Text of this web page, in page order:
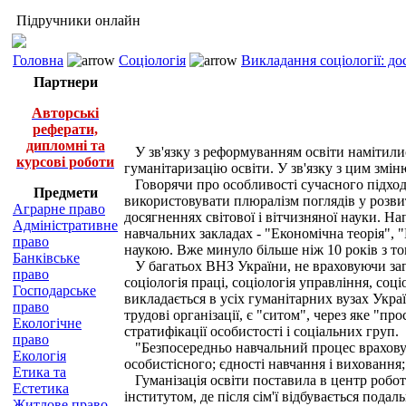
Підручники онлайн
Головна Соціологія
Викладання соціології:
Партнери
Авторські
реферати,
дипломні та
курсові роботи
Предмети
Аграрне право
Адміністративне
право
Банківське
право
Господарське
право
Екологічне
право
Екологія
Етика та
Естетика
У зв'язку з реформуванням освіти
гуманітаризацію освіти. У зв'язку з цим
Говорячи про особливості сучасного
використовувати плюралізм поглядів у
досягненнях світової і вітчизняної науки.
навчальних закладах - "Економічна теорія",
наукою. Вже минуло більше ніж 10 років з
У багатьох ВНЗ України, не враховуючи
соціологія праці, соціологія управління,
викладається в усіх гуманітарних вузах
трудові організації, є "ситом", через яке
стратифікації особистості і соціальних груп.
"Безпосередньо навчальний процес
особистісного; єдності навчання і
Гуманізація освіти поставила в центр
інститутом, де після сім'ї відбувається